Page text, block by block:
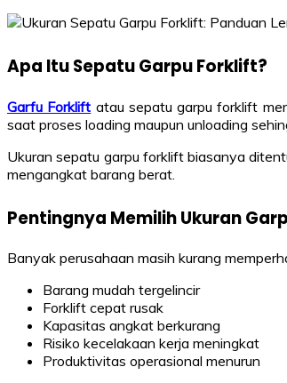
Apa Itu Sepatu Garpu Forklift?
Garfu Forklift atau sepatu garpu forklift
saat proses loading maupun unloading
Ukuran sepatu garpu forklift biasanya
mengangkat barang berat.
Pentingnya Memilih Ukuran
Banyak perusahaan masih kurang
Barang mudah tergelincir
Forklift cepat rusak
Kapasitas angkat berkurang
Risiko kecelakaan kerja meningkat
Produktivitas operasional menurun